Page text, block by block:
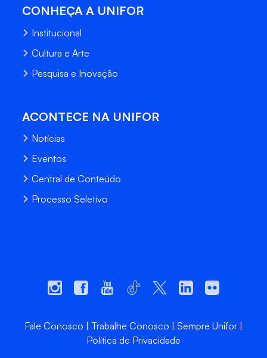
CONHEÇA A UNIFOR
Institucional
Cultura e Arte
Pesquisa e Inovação
ACONTECE NA UNIFOR
Notícias
Eventos
Central de Conteúdo
Processo Seletivo
Fale Conosco Trabalhe Conosco
Sempre Unifor
Política de Privacidade